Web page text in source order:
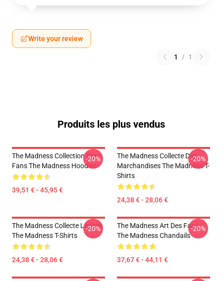
Write your review
1 / 1
Produits les plus vendus
The Madness Collection Pour
Fans The Madness Hoodies
39,51 € - 45,95 €
-20%
The Madness Collecte Des
Marchandises The Madness T-
Shirts
24,38 € - 28,06 €
-20%
The Madness Collecte Limitée
The Madness T-Shirts
24,38 € - 28,06 €
-20%
The Madness Art Des Fans
The Madness Chandails
37,67 € - 44,11 €
-20%